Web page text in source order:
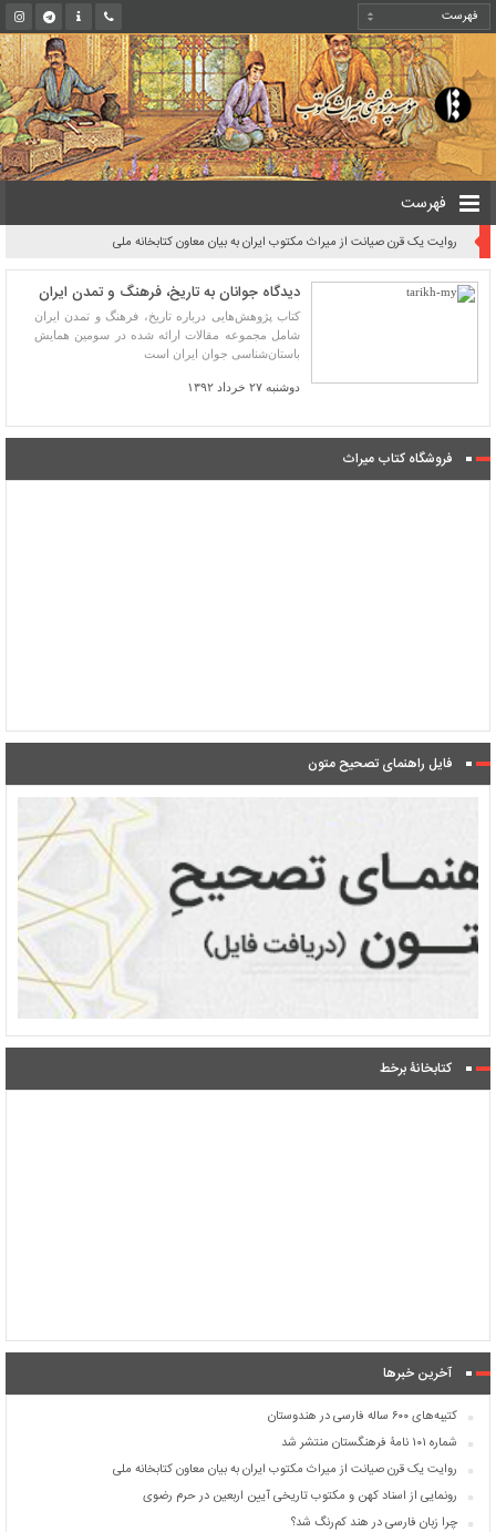
فهرست
روایت یک قرن صیانت از میراث مکتوب ایران به بیان معاون کتابخانه ملی
دیدگاه جوانان به تاریخ، فرهنگ و تمدن ایران
کتاب پژوهش‌هایی درباره تاریخ، فرهنگ و تمدن ایران
شامل مجموعه مقالات ارائه شده در سومین همایش
باستان‌شناسی جوان ایران است
دوشنبه ۲۷ خرداد ۱۳۹۲
فروشگاه کتاب میراث
فایل راهنمای تصحیح متون
کتابخانۀ برخط
آخرین خبرها
کتیبه‌های ۶۰۰ ساله فارسی در هندوستان
شماره ۱۰۱ نامۀ فرهنگستان منتشر شد
روایت یک قرن صیانت از میراث مکتوب ایران به بیان معاون کتابخانه ملی
رونمایی از اسناد کهن و مکتوب تاریخی آیین اربعین در حرم رضوی
چرا زبان فارسی در هند کم‌رنگ شد؟